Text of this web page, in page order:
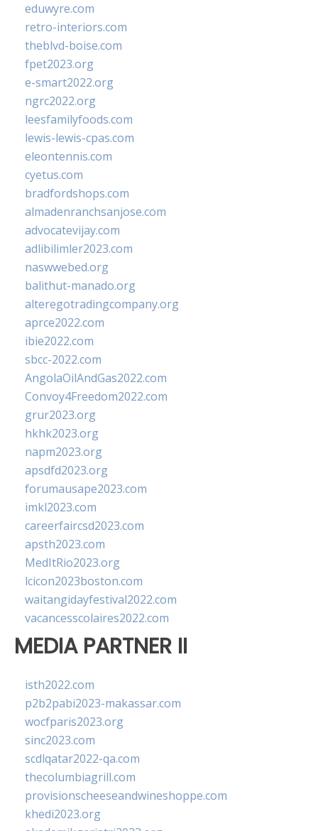
eduwyre.com
retro-interiors.com
theblvd-boise.com
fpet2023.org
e-smart2022.org
ngrc2022.org
leesfamilyfoods.com
lewis-lewis-cpas.com
eleontennis.com
cyetus.com
bradfordshops.com
almadenranchsanjose.com
advocatevijay.com
adlibilimler2023.com
naswwebed.org
balithut-manado.org
alteregotradingcompany.org
aprce2022.com
ibie2022.com
sbcc-2022.com
AngolaOilAndGas2022.com
Convoy4Freedom2022.com
grur2023.org
hkhk2023.org
napm2023.org
apsdfd2023.org
forumausape2023.com
imkl2023.com
careerfaircsd2023.com
apsth2023.com
MedItRio2023.org
lcicon2023boston.com
waitangidayfestival2022.com
vacancesscolaires2022.com
MEDIA PARTNER II
isth2022.com
p2b2pabi2023-makassar.com
wocfparis2023.org
sinc2023.com
scdlqatar2022-qa.com
thecolumbiagrill.com
provisionscheeseandwineshoppe.com
khedi2023.org